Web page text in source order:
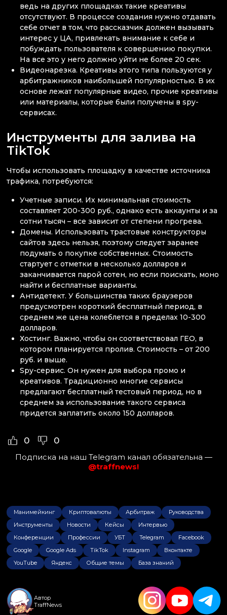
ведь на других площадках такие креативы
отсутствуют. В процессе создания нужно отдавать
себе отчет в том, что рассказчик должен вызывать
интерес у ЦА, привлекать внимание к себе и
побуждать пользователя к совершению покупки.
На все это у него должно уйти не более 20 сек.
Видеонарезка. Креативы этого типа пользуются у
арбитражников наибольшей популярностью. В их
основе лежат популярные видео, прочие креативы
или материалы, которые были получены в spy-
сервисах.
Инструменты для залива на
TikTok
Чтобы использовать площадку в качестве источника
трафика, потребуются:
Учетные записи. Их минимальная стоимость
составляет 200-300 руб., однако есть аккаунты и за
сотни тысяч – все зависит от степени прогрева.
Домены. Использовать трастовые конструкторы
сайтов здесь нельзя, поэтому следует заранее
подумать о покупке собственных. Стоимость
стартует с отметки в несколько долларов и
заканчивается парой сотен, но если поискать, моно
найти и бесплатные варианты.
Антидетект. У большинства таких браузеров
предусмотрен короткий бесплатный период, в
среднем же цена колеблется в пределах 10-300
долларов.
Хостинг. Важно, чтобы он соответствовал ГЕО, в
котором планируется пролив. Стоимость – от 200
руб. и выше.
Spy-сервиc. Он нужен для выбора промо и
креативов. Традиционно многие сервисы
предлагают бесплатный тестовый период, но в
среднем за использование такого сервиса
придется заплатить около 150 долларов.
0 0
Подписка на наш Telegram канал обязательна —
@traffnews!
Манимейкинг Криптовалюты Арбитраж
Руководства
Инструменты
Новости Кейсы
Интервью
Конференции
Профессии УБТ Telegram
Facebook
Google
Google Ads TikTok Instagram
Вконтакте
YouTube
Яндекс Общие темы База знаний
Автор
TraffNews